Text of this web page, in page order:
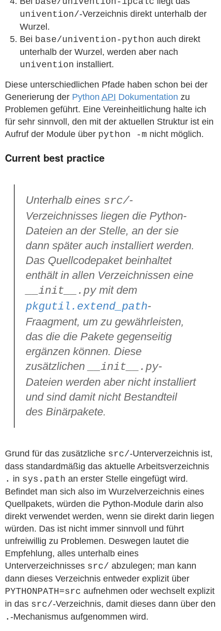
univention/-Verzeichnis direkt unterhalb der
Wurzel.
Bei base/univention-python auch direkt
unterhalb der Wurzel, werden aber nach
univention installiert.
Diese unterschiedlichen Pfade haben schon bei der
Generierung der Python API Dokumentation zu
Problemen geführt. Eine Vereinheitlichung halte ich
für sehr sinnvoll, den mit der aktuellen Struktur ist ein
Aufruf der Module über python -m nicht möglich.
Current best practice
Unterhalb eines src/-
Verzeichnisses liegen die Python-
Dateien an der Stelle, an der sie
dann später auch installiert werden.
Das Quellcodepaket beinhaltet
enthält in allen Verzeichnissen eine
__init__.pymit dem
pkgutil.extend_path-
Fraagment, um zu gewährleisten,
das die die Pakete gegenseitig
ergänzen können. Diese
zusätzlichen
__init__.py-
Dateien werden aber nicht installiert
und sind damit nicht Bestandteil
des Binärpakete.
Grund für das zusätzliche src/-Unterverzeichnis ist,
dass standardmäßig das aktuelle Arbeitsverzeichnis
. in sys.path an erster Stelle eingefügt wird.
Befindet man sich also im Wurzelverzeichnis eines
Quellpakets, würden die Python-Module darin also
direkt verwendet werden, wenn sie direkt darin liegen
würden. Das ist nicht immer sinnvoll und führt
unfreiwillig zu Problemen. Deswegen lautet die
Empfehlung, alles unterhalb eines
Unterverzeichnisses src/ abzulegen; man kann
dann dieses Verzeichnis entweder explizit über
PYTHONPATH=src aufnehmen oder wechselt explizit
in das src/-Verzeichnis, damit dieses dann über den
. -Mechanismus aufgenommen wird.